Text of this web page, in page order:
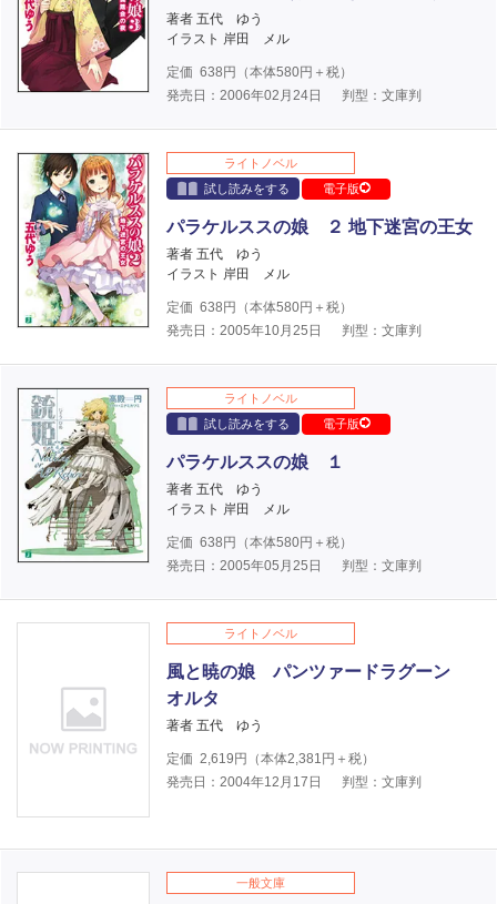
著者 五代 ゆう
イラスト 岸田 メル
定価 638 円（本体580円＋税）
発売日：2006年02月24日
判型：文庫判
ライトノベル
試し読みをする
電子版
パラケルススの娘 ２ 地下迷宮の王女
著者 五代 ゆう
イラスト 岸田 メル
定価 638 円（本体580円＋税）
発売日：2005年10月25日
判型：文庫判
ライトノベル
試し読みをする
電子版
パラケルススの娘 １
著者 五代 ゆう
イラスト 岸田 メル
定価 638 円（本体580円＋税）
発売日：2005年05月25日
判型：文庫判
ライトノベル
風と暁の娘 パンツァードラグーン
オルタ
著者 五代 ゆう
定価 2,619 円（本体2,381 円＋税）
発売日：2004年12月17日
判型：文庫判
一般文庫